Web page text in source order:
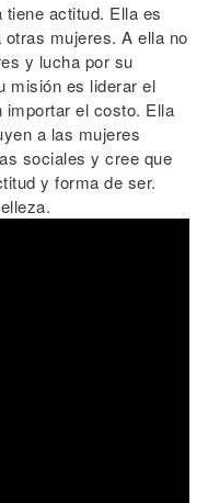
tiene actitud. Ella es
mujeres. A ella no
y lucha por su
misión es liderar el
importar el costo. Ella
a las mujeres
sociales y cree que
y forma de ser.